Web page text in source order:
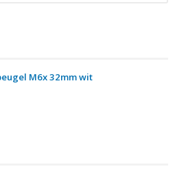
M6x 32mm wit